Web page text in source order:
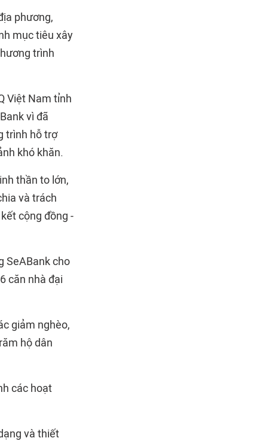
phương,
mục tiêu xây
trình
Việt Nam tỉnh
vì đã
trình hỗ trợ
khó khăn.
thần to lớn,
và trách
cộng đồng -
SeABank cho
căn nhà đại
giảm nghèo,
hộ dân
các hoạt
và thiết